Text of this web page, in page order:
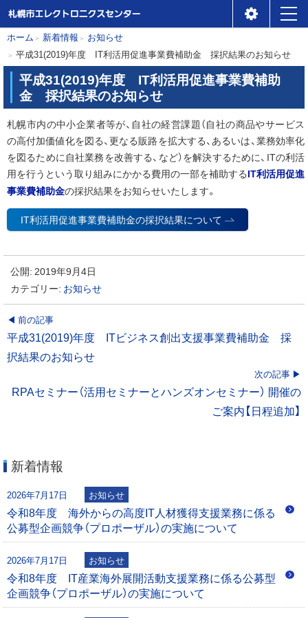
本
文
札幌市エレクトロニクスセ
ンター
ニ
現
在
位
の
階
層
ホーム 新着情報
お知らせ
平成31(2019)年度 IT利活用促進事業費補助金 採択結果のお知らせ
平成31(2019)年度 IT利活用促進事業費補助
金 採択結果のお知らせ
札幌市内の中小企業者等が、自社の経営課題（自社の商品やサービス
の高付加価値化を図る、更なる販路を拡大する、あるいは、業務効率化
を図るために自社業務を改善する、など）を解決するために、ITの利活
用を行うという取り組みにかかる費用の一部を補助するIT利活用促進
事業費補助金の採択結果をお知らせいたします。
IT利活用促進事業費補助金の採択結果について
公開:2019年9月4日
カテゴリー: お知らせ
投
稿
ナ
ー
シ
ョ
ン
前の記事
平成31(2019)年度 ITビジネス創出支援事業費補助金 採
択結果のお知らせ
次の記事
RPAセミナー（活用セミナーとハンズオンセミナー） 開催の
ご案内【日程追加】
新着情報
2026年7月17日 お知らせ
令和8年度 海外からの高度IT人材獲得支援業務に係る
公募型企画競争（プロポーザル）の実施について
2026年7月17日 お知らせ
令和8年度 IT産業海外展開活動支援業務に係る公募型
企画競争（プロポーザル）の実施について